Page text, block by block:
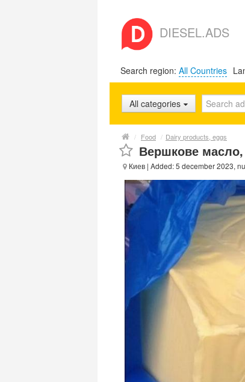
DIESEL.ADS
Search region: All Countries
All categories
/ Food / Dairy products, eggs
Вершкове
Киев | Added: 5 december 2023,